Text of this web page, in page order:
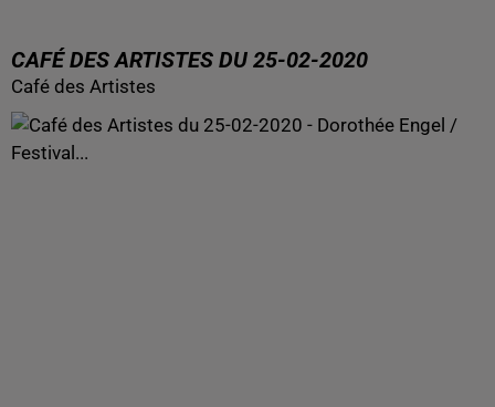
CAFÉ DES ARTISTES DU 25-02-2020
Café des Artistes